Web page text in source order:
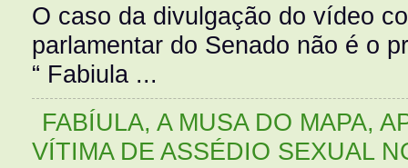
O caso da divulgação do vídeo
parlamentar do Senado não é o
“ Fabiula ...
FABÍULA, A MUSA DO MAPA,
VÍTIMA DE ASSÉDIO SEXUAL